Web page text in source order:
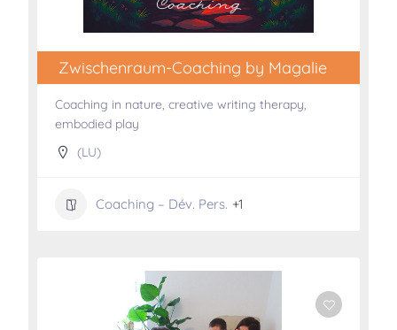
Zwischenraum-Coaching by Magalie
Coaching in nature, creative writing therapy,
embodied play
(LU)
Coaching – Dév. Pers. +1